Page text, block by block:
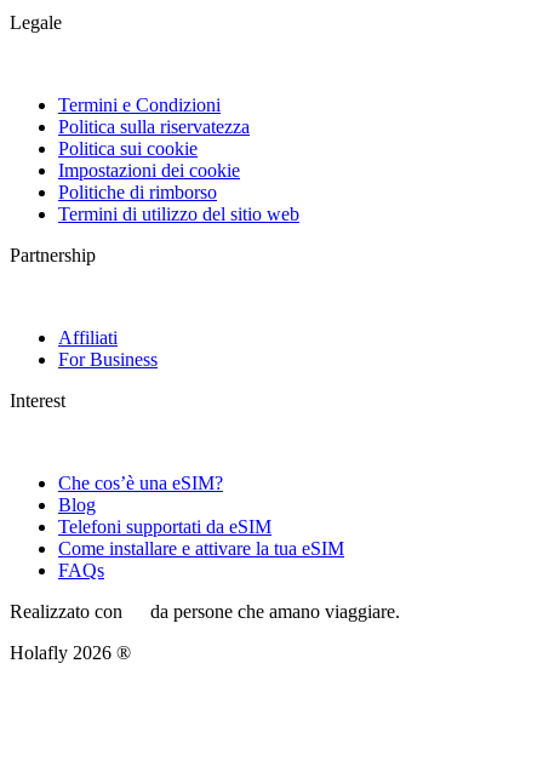
Legale
Termini e Condizioni
Politica sulla riservatezza
Politica sui cookie
Impostazioni dei cookie
Politiche di rimborso
Termini di utilizzo del sitio web
Partnership
Affiliati
For Business
Interest
Che cos’è una eSIM?
Blog
Telefoni supportati da eSIM
Come installare e attivare la tua eSIM
FAQs
Realizzato con
da persone che amano viaggiare.
Holafly 2026 ®